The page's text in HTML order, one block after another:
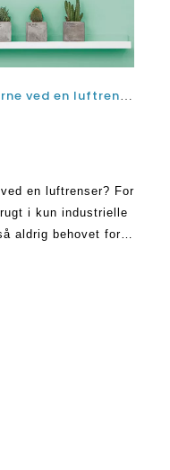
en luftrenser? For
i kun industrielle
aldrig behovet for
Purifier på